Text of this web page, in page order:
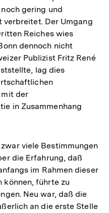
gering und
Der Umgang
Reiches wies
dennoch nicht
Publizist Fritz René
lag dies
der
in Zusammenhang
viele Bestimmungen
die Erfahrung, daß
im Rahmen dieser
können, führte zu
Neu war, daß die
an die erste Stelle